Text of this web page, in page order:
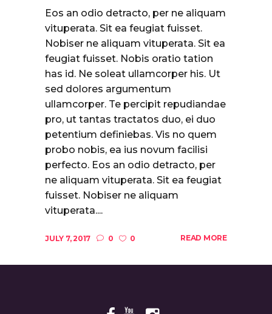
Eos an odio detracto, per ne aliquam
vituperata. Sit ea feugiat fuisset.
Nobiser ne aliquam vituperata. Sit ea
feugiat fuisset. Nobis oratio tation
has id. Ne soleat ullamcorper his. Ut
sed dolores argumentum
ullamcorper. Te percipit repudiandae
pro, ut tantas tractatos duo, ei duo
petentium definiebas. Vis no quem
probo nobis, ea ius novum facilisi
perfecto. Eos an odio detracto, per
ne aliquam vituperata. Sit ea feugiat
fuisset. Nobiser ne aliquam
vituperata....
JULY 7, 2017 0 0 READ MORE